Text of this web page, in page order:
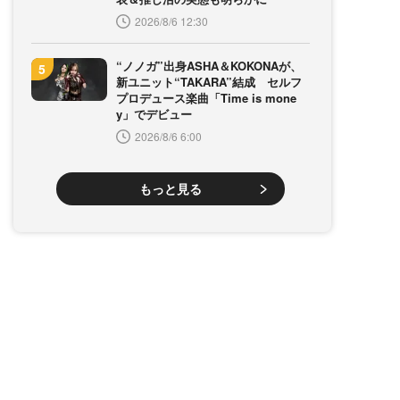
2026/8/6 12:30
“ノノガ”出身ASHA＆KOKONAが、
新ユニット“TAKARA”結成 セルフ
プロデュース楽曲「Time is mone
y」でデビュー
2026/8/6 6:00
もっと見る